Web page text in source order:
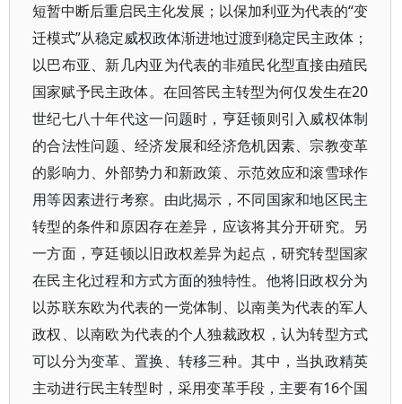
短暂中断后重启民主化发展；以保加利亚为代表的“变
迁模式”从稳定威权政体渐进地过渡到稳定民主政体；
以巴布亚、新几内亚为代表的非殖民化型直接由殖民
国家赋予民主政体。在回答民主转型为何仅发生在20
世纪七八十年代这一问题时，亨廷顿则引入威权体制
的合法性问题、经济发展和经济危机因素、宗教变革
的影响力、外部势力和新政策、示范效应和滚雪球作
用等因素进行考察。由此揭示，不同国家和地区民主
转型的条件和原因存在差异，应该将其分开研究。另
一方面，亨廷顿以旧政权差异为起点，研究转型国家
在民主化过程和方式方面的独特性。他将旧政权分为
以苏联东欧为代表的一党体制、以南美为代表的军人
政权、以南欧为代表的个人独裁政权，认为转型方式
可以分为变革、置换、转移三种。其中，当执政精英
主动进行民主转型时，采用变革手段，主要有16个国